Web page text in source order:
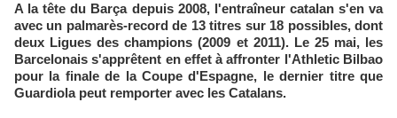
A la tête du Barça depuis 2008, l'entraîneur catalan s'en va
avec un palmarès-record de 13 titres sur 18 possibles, dont
deux Ligues des champions (2009 et 2011). Le 25 mai, les
Barcelonais s'apprêtent en effet à affronter l'Athletic Bilbao
pour la finale de la Coupe d'Espagne, le dernier titre que
Guardiola peut remporter avec les Catalans.